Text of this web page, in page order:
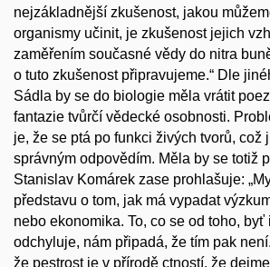
nejzákladnější zkušenost, jakou
organismy učinit, je zkušenost jejich
zaměřením současné vědy do nitra
o tuto zkušenost připravujeme.“ Dle
Sádla by se do biologie měla vrátit
fantazie tvůrčí vědecké osobnosti.
je, že se ptá po funkci živých tvorů, což
správným odpovědím. Měla by se totiž
Stanislav Komárek zase prohlašuje:
představu o tom, jak má vypadat
nebo ekonomika. To, co se od toho, byť
odchyluje, nám připadá, že tím pak
že pestrost je v přírodě ctností, že